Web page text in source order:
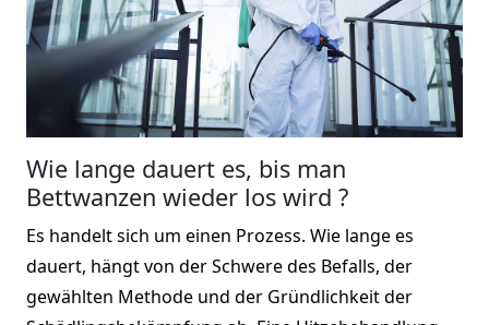
Wie lange dauert es, bis man
Bettwanzen wieder los wird ?
Es handelt sich um einen Prozess. Wie lange es
dauert, hängt von der Schwere des Befalls, der
gewählten Methode und der Gründlichkeit der